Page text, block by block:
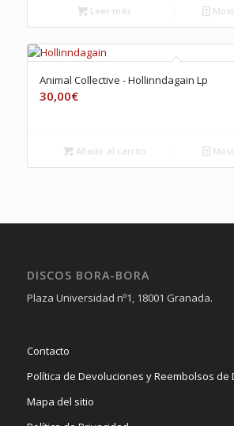
Leer más
Animal Collective ‎- Hollinndagain Lp
30,00€
Añadir al carrito
DISCOS BORA-BORA
Plaza Universidad nº1, 18001 Granada.
Contacto
Política de Devoluciones y Reembolsos de
Mapa del sitio